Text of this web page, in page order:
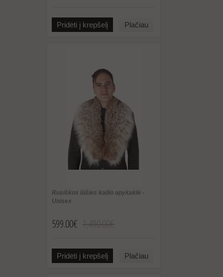
Pridėti į krepšelį Plačiau
Rusiškos lūšies kailio apykaklė -
Unisex
599.00€
Pridėti į krepšelį Plačiau